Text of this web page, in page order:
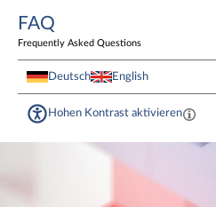
FAQ
Frequently Asked Questions
Deutsch English
Hohen Kontrast aktivieren